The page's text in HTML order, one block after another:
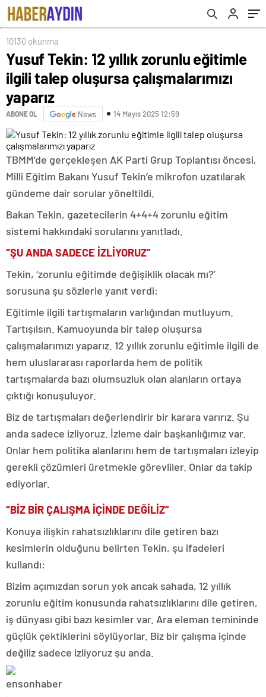
10130 okunma
Yusuf Tekin: 12 yıllık zorunlu eğitimle
ilgili talep oluşursa çalışmalarımızı
yaparız
ABONE OL News 14 Mayıs 2025 12:59
TBMM’de gerçekleşen AK Parti Grup Toplantısı öncesi,
Milli Eğitim Bakanı Yusuf Tekin’e mikrofon uzatılarak
gündeme dair sorular yöneltildi.
Bakan Tekin, gazetecilerin 4+4+4 zorunlu eğitim
sistemi hakkındaki sorularını yanıtladı.
“ŞU ANDA SADECE İZLİYORUZ”
Tekin, ‘zorunlu eğitimde değişiklik olacak mı?’
sorusuna şu sözlerle yanıt verdi:
Eğitimle ilgili tartışmaların varlığından mutluyum.
Tartışılsın. Kamuoyunda bir talep oluşursa
çalışmalarımızı yaparız. 12 yıllık zorunlu eğitimle ilgili de
hem uluslararası raporlarda hem de politik
tartışmalarda bazı olumsuzluk olan alanların ortaya
çıktığı konuşuluyor.
Biz de tartışmaları değerlendirir bir karara varırız. Şu
anda sadece izliyoruz. İzleme dair başkanlığımız var.
Onlar hem politika alanlarını hem de tartışmaları izleyip
gerekli çözümleri üretmekle görevliler. Onlar da takip
ediyorlar.
“BİZ BİR ÇALIŞMA İÇİNDE DEĞİLİZ”
Konuya ilişkin rahatsızlıklarını dile getiren bazı
kesimlerin olduğunu belirten Tekin, şu ifadeleri
kullandı:
Bizim açımızdan sorun yok ancak sahada, 12 yıllık
zorunlu eğitim konusunda rahatsızlıklarını dile getiren,
iş dünyası gibi bazı kesimler var. Ara eleman temininde
güçlük çektiklerini söylüyorlar. Biz bir çalışma içinde
değiliz sadece izliyoruz şu anda.